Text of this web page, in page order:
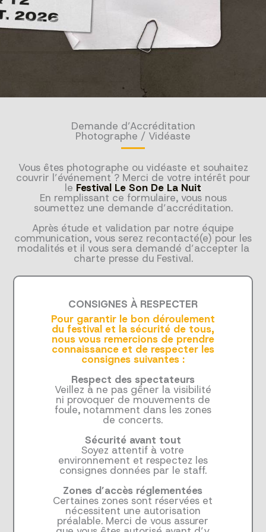
Demande d’Accréditation
Photographe / Vidéaste
Vous êtes photographe ou vidéaste et souhaitez
couvrir l’événement ? Merci de votre intérêt pour
le Festival Le Son De La Nuit
En remplissant ce formulaire, vous nous
soumettez une demande d’accréditation.
Après étude et validation par notre équipe
communication, vous serez recontacté(e) pour les
modalités et il vous sera demandé d’accepter la
charte presse du Festival.
CONSIGNES À RESPECTER
Pour garantir le bon déroulement
du festival et la sécurité de tous,
nous vous remercions de prendre
connaissance et de respecter les
consignes suivantes :
Respect des spectateurs
Veillez à ne pas gêner la visibilité
ni provoquer de mouvements de
foule, notamment dans les zones
de concerts.
Sécurité avant tout
Soyez attentif à votre
environnement et respectez les
consignes données par le staff.
Zones d’accès réglementées
Certaines zones sont réservées et
nécessitent une autorisation
préalable. Merci de vous assurer